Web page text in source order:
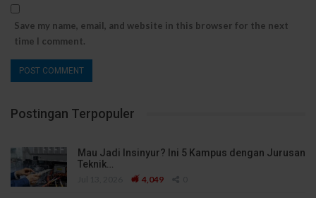
Save my name, email, and website in this browser for the next
time I comment.
Postingan Terpopuler
Mau Jadi Insinyur? Ini 5 Kampus dengan Jurusan
Teknik…
4,049